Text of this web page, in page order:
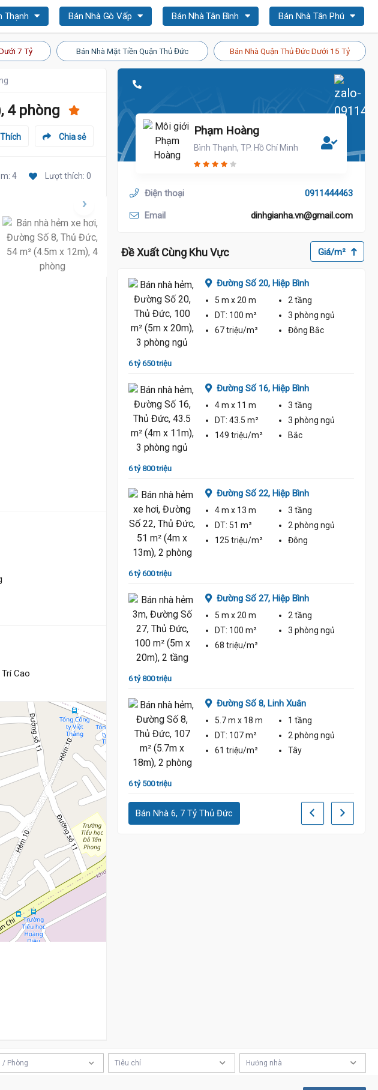
Thạnh Bán Nhà Gò Vấp Bán Nhà Tân Bình Bán Nhà Tân Phú
7 Tỷ Bán Nhà Mặt Tiền Quận Thủ Đức Bán Nhà Quận Thủ Đức Dưới 15 Tỷ
4 phòng
Chia sẻ
Thích
4 Lượt thích: 0
Trí Cao
Phạm Hoàng
Bình Thạnh, TP. Hồ Chí Minh
Điện thoại 0911444463
Email dinhgianha.vn@gmail.com
Đề Xuất Cùng Khu Vực Giá/m²
Số 30, Hiệp Bình
x 20 m
3 tầng
4 phòng
ngủ
triệu/m²
Bắc
6 tỷ 650 triệu
Đường Số 20, Hiệp Bình
5 m x 20 m
2 tầng
DT: 100 m² 3 phòng ngủ
67 triệu/m²
Đông Bắc
6 tỷ 800 triệu
Đường Số 16, Hiệp Bình
4 m x 11 m
3 tầng
DT: 43.5 m² 3 phòng ngủ
149 triệu/m²
Bắc
6 tỷ 600 triệu
Đường Số 22, Hiệp Bình
4 m x 13 m
3 tầng
DT: 51 m² 2 phòng ngủ
125 triệu/m²
Đông
6 tỷ 800 triệu
Đường Số 27, Hiệp Bình
5 m x 20 m
2 tầng
DT: 100 m² 3 phòng ngủ
68 triệu/m²
6 tỷ 500 triệu
Đường Số 8, Linh Xuân
5.7 m x 18 m
1 tầng
DT: 107 m² 2 phòng ngủ
61 triệu/m²
Tây
Bán Nhà 6, 7 Tỷ Thủ Đức
/ Phòng Tiêu chí Hướng nhà